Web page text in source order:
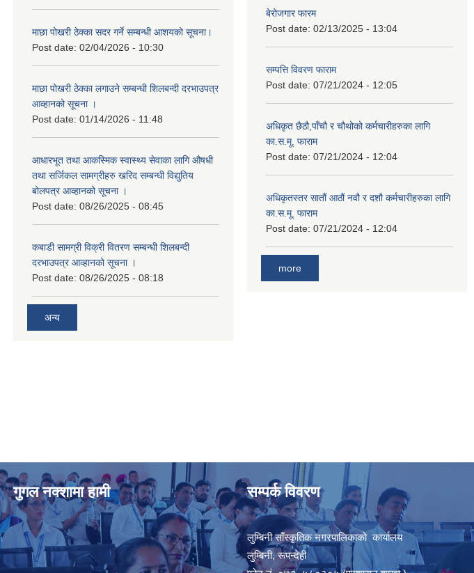
माछा पोखरी ठेक्का सदर गर्ने सम्बन्धी आशयको सूचना।
Post date: 02/04/2026 - 10:30
माछा पोखरी ठेक्का लगाउने सम्बन्धी शिलबन्दी दरभाउपत्र
आव्हानको सूचना ।
Post date: 01/14/2026 - 11:48
आधारभूत तथा आकस्मिक स्वास्थ्य सेवाका लागि औषधी
तथा सर्जिकल सामग्रीहरु खरिद सम्बन्धी विद्युतिय
बोलपत्र आव्हानको सूचना ।
Post date: 08/26/2025 - 08:45
कबाडी सामग्री विक्री वितरण सम्बन्धी शिलबन्दी
दरभाउपत्र आव्हानको सूचना ।
Post date: 08/26/2025 - 08:18
अन्य
बेरोजगार फारम
Post date: 02/13/2025 - 13:04
सम्पत्ति विवरण फाराम
Post date: 07/21/2024 - 12:05
अधिकृत छैठौ,पाँचौ र चौथोको कर्मचारीहरुका लागि
का.स.मू. फाराम
Post date: 07/21/2024 - 12:04
अधिकृतस्तर सातौं आठौं नवौ र दशौ कर्मचारीहरुका लागि
का.स.मू. फाराम
Post date: 07/21/2024 - 12:04
more
गुगल नक्शामा हामी सम्पर्क विवरण
लुम्बिनी साँस्कृतिक नगरपालिकाको कार्यालय
लुम्बिनी, रूपन्देही